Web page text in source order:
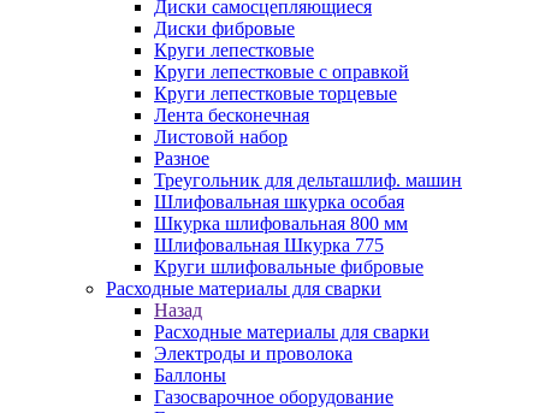
Диски самосцепляющиеся
Диски фибровые
Круги лепестковые
Круги лепестковые с оправкой
Круги лепестковые торцевые
Лента бесконечная
Листовой набор
Разное
Треугольник для дельташлиф. машин
Шлифовальная шкурка особая
Шкурка шлифовальная 800 мм
Шлифовальная Шкурка 775
Круги шлифовальные фибровые
Расходные материалы для сварки
Назад
Расходные материалы для сварки
Электроды и проволока
Баллоны
Газосварочное оборудование